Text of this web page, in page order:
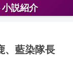
説紹介
、藍染隊長